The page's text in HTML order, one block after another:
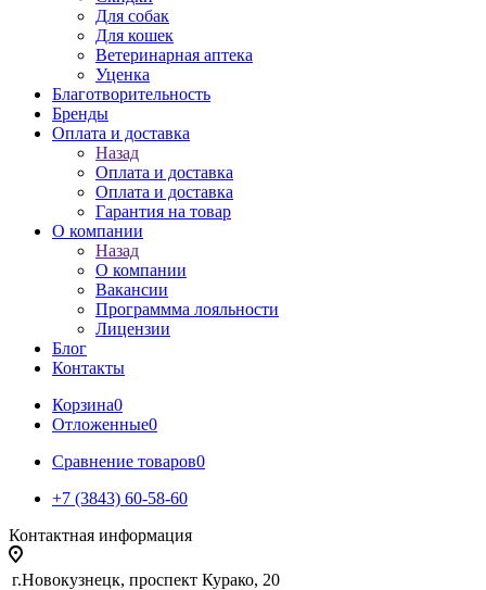
Для собак
Для кошек
Ветеринарная аптека
Уценка
Благотворительность
Бренды
Оплата и доставка
Назад
Оплата и доставка
Оплата и доставка
Гарантия на товар
О компании
Назад
О компании
Вакансии
Программма лояльности
Лицензии
Блог
Контакты
Корзина0
Отложенные0
Сравнение товаров0
+7 (3843) 60-58-60
Контактная информация
г.Новокузнецк, проспект Курако, 20